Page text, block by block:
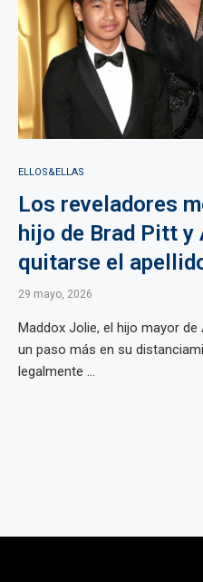
ELLOS&ELLAS
Los reveladores
hijo de Brad Pitt
quitarse el
29 mayo, 2026
Maddox Jolie, el hijo mayor
un paso más en su
legalmente ...